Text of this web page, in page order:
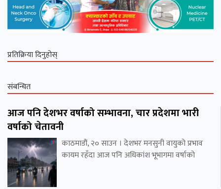
प्रतिक्रिया दिनुहोस्
संबन्धित
आज पनि देशभर वर्षाको सम्भावना, चार प्रदेशमा भारी
वर्षाको चेतावनी
काठमाडौं, २० साउन । देशभर मनसुनी वायुको प्रभाव
कायम रहँदा आज पनि अधिकांश भूभागमा वर्षाको